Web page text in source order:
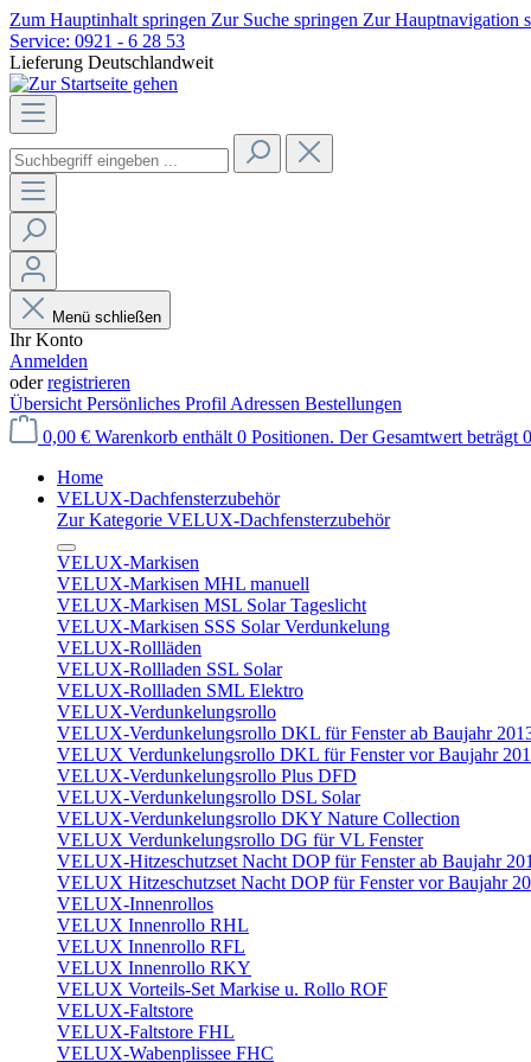
Zum Hauptinhalt springen Zur Suche springen Zur Hauptnavigation
Service: 0921 - 6 28 53
Lieferung Deutschlandweit
Menü schließen
Ihr Konto
Anmelden
oderregistrieren
Übersicht Persönliches Profil Adressen Bestellungen
0,00 € Warenkorb enthält 0 Positionen. Der Gesamtwert beträgt
Home
VELUX-Dachfensterzubehör
Zur Kategorie VELUX-Dachfensterzubehör
VELUX-Markisen
VELUX-Markisen MHL manuell
VELUX-Markisen MSL Solar Tageslicht
VELUX-Markisen SSS Solar Verdunkelung
VELUX-Rollläden
VELUX-Rollladen SSL Solar
VELUX-Rollladen SML Elektro
VELUX-Verdunkelungsrollo
VELUX-Verdunkelungsrollo DKL für Fenster ab Baujahr
VELUX Verdunkelungsrollo DKL für Fenster vor Baujahr
VELUX-Verdunkelungsrollo Plus DFD
VELUX-Verdunkelungsrollo DSL Solar
VELUX-Verdunkelungsrollo DKY Nature Collection
VELUX Verdunkelungsrollo DG für VL Fenster
VELUX-Hitzeschutzset Nacht DOP für Fenster ab Baujahr
VELUX Hitzeschutzset Nacht DOP für Fenster vor Baujahr
VELUX-Innenrollos
VELUX Innenrollo RHL
VELUX Innenrollo RFL
VELUX Innenrollo RKY
VELUX Vorteils-Set Markise u. Rollo ROF
VELUX-Faltstore
VELUX-Faltstore FHL
VELUX-Wabenplissee FHC